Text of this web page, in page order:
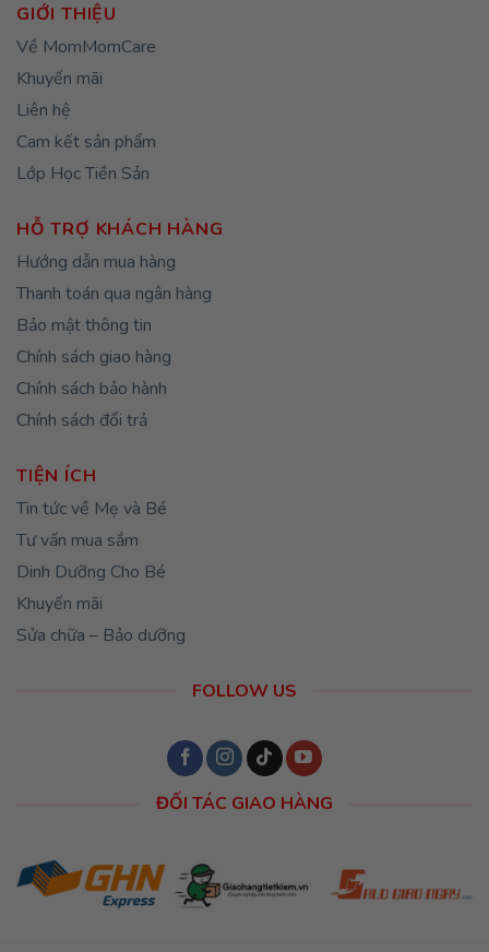
GIỚI THIỆU
Về MomMomCare
Khuyến mãi
Liên hệ
Cam kết sản phẩm
Lớp Học Tiền Sản
HỖ TRỢ KHÁCH HÀNG
Hướng dẫn mua hàng
Thanh toán qua ngân hàng
Bảo mật thông tin
Chính sách giao hàng
Chính sách bảo hành
Chính sách đổi trả
TIỆN ÍCH
Tin tức về Mẹ và Bé
Tư vấn mua sắm
Dinh Dưỡng Cho Bé
Khuyến mãi
Sửa chữa – Bảo dưỡng
FOLLOW US
ĐỐI TÁC GIAO HÀNG